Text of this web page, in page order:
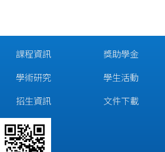
課程資訊
學術研究
招生資訊
獎助學金
學生活動
文件下載